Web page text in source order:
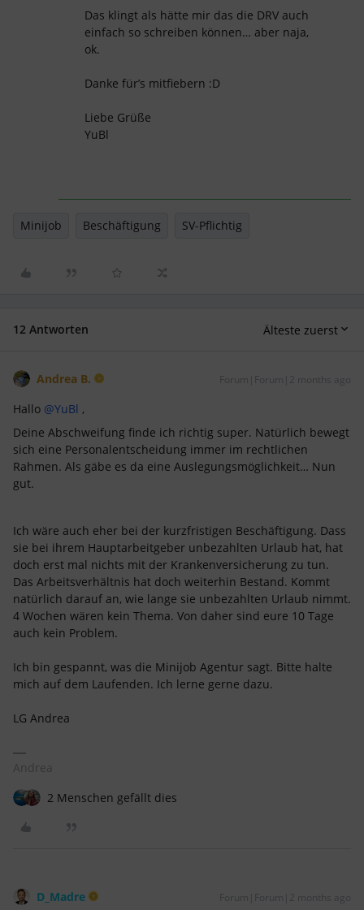
Das klingt als hätte mir das die DRV auch
einfach so schreiben können… aber naja,
ok.
Danke für’s mitfiebern :D
Liebe Grüße
YuBl
Minijob Beschäftigung SV-Pflichtig
12 Antworten Älteste zuerst
Andrea B. Forum|Forum|2 months ago
Hallo ​ @YuBl ,
Deine Abschweifung finde ich richtig super. Natürlich bewegt
sich eine Personalentscheidung immer im rechtlichen
Rahmen. Als gäbe es da eine Auslegungsmöglichkeit… Nun
gut.
Ich wäre auch eher bei der kurzfristigen Beschäftigung. Dass
sie bei ihrem Hauptarbeitgeber unbezahlten Urlaub hat, hat
doch erst mal nichts mit der Krankenversicherung zu tun.
Das Arbeitsverhältnis hat doch weiterhin Bestand. Kommt
natürlich darauf an, wie lange sie unbezahlten Urlaub nimmt.
4 Wochen wären kein Thema. Von daher sind eure 10 Tage
auch kein Problem.
Ich bin gespannt, was die Minijob Agentur sagt. Bitte halte
mich auf dem Laufenden. Ich lerne gerne dazu.
LG Andrea
Andrea
2 Menschen gefällt dies
D_Madre Forum|Forum|2 months ago